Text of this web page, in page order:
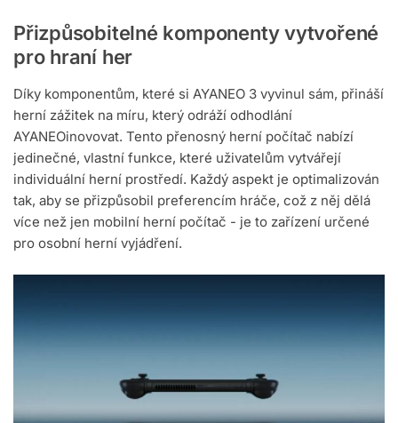
Přizpůsobitelné komponenty vytvořené
pro hraní her
Díky komponentům, které si AYANEO 3 vyvinul sám, přináší
herní zážitek na míru, který odráží odhodlání
AYANEOinovovat. Tento přenosný herní počítač nabízí
jedinečné, vlastní funkce, které uživatelům vytvářejí
individuální herní prostředí. Každý aspekt je optimalizován
tak, aby se přizpůsobil preferencím hráče, což z něj dělá
více než jen mobilní herní počítač - je to zařízení určené
pro osobní herní vyjádření.